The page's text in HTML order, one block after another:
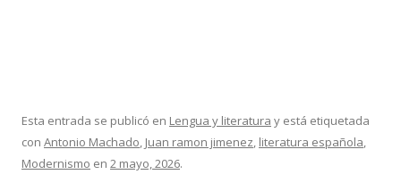
Esta entrada se publicó en Lengua y literatura y está etiquetada
con Antonio Machado, Juan ramon jimenez, literatura española,
Modernismo en 2 mayo, 2026.